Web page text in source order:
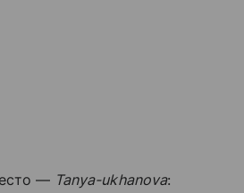
— Tanya-ukhanova: